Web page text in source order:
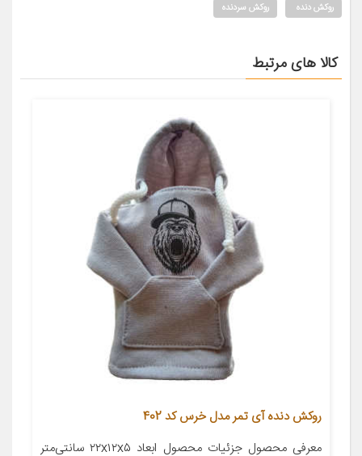
روکش دنده روکش سردنده
کالا های مرتبط
روکش دنده آی تمر مدل خرس کد 402
معرفی محصول جزئیات محصول ابعاد ۲۲x۱۲x۵ سانتی‌متر